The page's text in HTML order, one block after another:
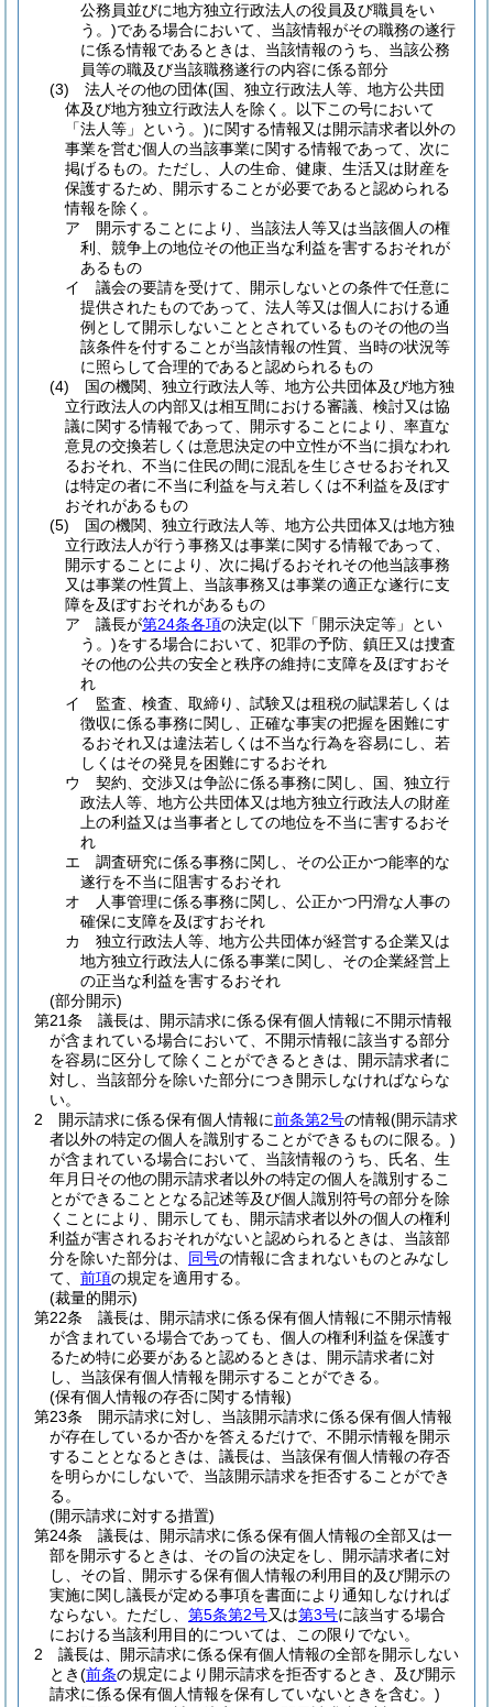
公務員並びに地方独立行政法人の役員及び職員をい
う。)である場合において、当該情報がその職務の遂行
に係る情報であるときは、当該情報のうち、当該公務
員等の職及び当該職務遂行の内容に係る部分
(3)
法人その他の団体(国、独立行政法人等、地方公共団
体及び地方独立行政法人を除く。以下この号において
「法人等」という。)に関する情報又は開示請求者以外の
事業を営む個人の当該事業に関する情報であって、次に
掲げるもの。 ただし、人の生命、健康、生活又は財産を
保護するため、開示することが必要であると認められる
情報を除く。
ア
開示することにより、当該法人等又は当該個人の権
利、競争上の地位その他正当な利益を害するおそれが
あるもの
イ
議会の要請を受けて、開示しないとの条件で任意に
提供されたものであって、法人等又は個人における通
例として開示しないこととされているものその他の当
該条件を付することが当該情報の性質、当時の状況等
に照らして合理的であると認められるもの
(4)
国の機関、独立行政法人等、地方公共団体及び地方独
立行政法人の内部又は相互間における審議、検討又は協
議に関する情報であって、開示することにより、率直な
意見の交換若しくは意思決定の中立性が不当に損なわれ
るおそれ、不当に住民の間に混乱を生じさせるおそれ又
は特定の者に不当に利益を与え若しくは不利益を及ぼす
おそれがあるもの
(5)
国の機関、独立行政法人等、地方公共団体又は地方独
立行政法人が行う事務又は事業に関する情報であって、
開示することにより、次に掲げるおそれその他当該事務
又は事業の性質上、当該事務又は事業の適正な遂行に支
障を及ぼすおそれがあるもの
ア
議長が第24条各項の決定(以下「開示決定等」とい
う。)をする場合において、犯罪の予防、鎮圧又は捜査
その他の公共の安全と秩序の維持に支障を及ぼすおそ
れ
イ
監査、検査、取締り、試験又は租税の賦課若しくは
徴収に係る事務に関し、正確な事実の把握を困難にす
るおそれ又は違法若しくは不当な行為を容易にし、若
しくはその発見を困難にするおそれ
ウ
契約、交渉又は争訟に係る事務に関し、国、独立行
政法人等、地方公共団体又は地方独立行政法人の財産
上の利益又は当事者としての地位を不当に害するおそ
れ
エ
調査研究に係る事務に関し、その公正かつ能率的な
遂行を不当に阻害するおそれ
オ
人事管理に係る事務に関し、公正かつ円滑な人事の
確保に支障を及ぼすおそれ
カ
独立行政法人等、地方公共団体が経営する企業又は
地方独立行政法人に係る事業に関し、その企業経営上
の正当な利益を害するおそれ
(部分開示)
第21条
議長は、開示請求に係る保有個人情報に不開示情報
が含まれている場合において、不開示情報に該当する部分
を容易に区分して除くことができるときは、開示請求者に
対し、当該部分を除いた部分につき開示しなければならな
い。
2
開示請求に係る保有個人情報に前条第2号の情報(開示請求
者以外の特定の個人を識別することができるものに限る。)
が含まれている場合において、当該情報のうち、氏名、生
年月日その他の開示請求者以外の特定の個人を識別するこ
とができることとなる記述等及び個人識別符号の部分を除
くことにより、開示しても、開示請求者以外の個人の権利
利益が害されるおそれがないと認められるときは、当該部
分を除いた部分は、 同号の情報に含まれないものとみなし
て、 前項の規定を適用する。
(裁量的開示)
第22条
議長は、開示請求に係る保有個人情報に不開示情報
が含まれている場合であっても、個人の権利利益を保護す
るため特に必要があると認めるときは、開示請求者に対
し、当該保有個人情報を開示することができる。
(保有個人情報の存否に関する情報)
第23条
開示請求に対し、当該開示請求に係る保有個人情報
が存在しているか否かを答えるだけで、不開示情報を開示
することとなるときは、議長は、当該保有個人情報の存否
を明らかにしないで、当該開示請求を拒否することができ
る。
(開示請求に対する措置)
第24条
議長は、開示請求に係る保有個人情報の全部又は一
部を開示するときは、その旨の決定をし、開示請求者に対
し、その旨、開示する保有個人情報の利用目的及び開示の
実施に関し議長が定める事項を書面により通知しなければ
ならない。 ただし、 第5条第2号又は第3号に該当する場合
における当該利用目的については、この限りでない。
2
議長は、開示請求に係る保有個人情報の全部を開示しない
とき(前条の規定により開示請求を拒否するとき、及び開示
請求に係る保有個人情報を保有していないときを含む。)